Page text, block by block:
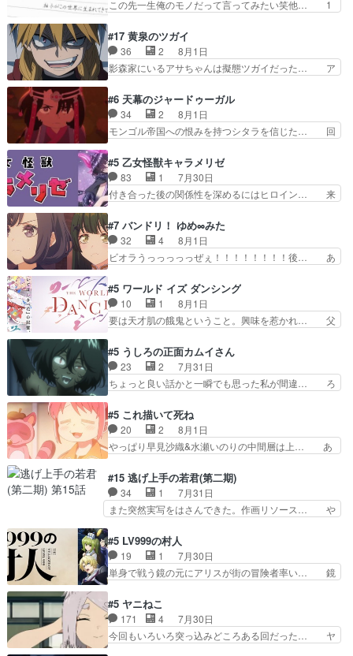
すためにゲームをする…
番組が始まったw・妖精ウソノ… るるかの助手だ
の！？クレアさん探偵すぎ… 突然のポアロクイズ
は草なんよ。んで、あん… 今回からついにくれあ
が探偵事務所の仲間に…
この先一生俺のモノだって言ってみたい笑他… 1
さん柚子に18年分の誕生日プレゼント… 柚子は
鬼龍院家から初めて学校に通う事にな… プレゼン
ト攻撃ヤバすぎるwwwヴァイオレ… 玲夜さまサ
プライズの、これまでの柚子ちゃ… 玲夜から柚子
んへ…もう中学生な… 梅原の人が18歳になるま
での誕生プレゼン… なよなよした男（cv石田彰）
梅ちゃんがた…
#17 黄泉のツガイ
36 2
8月1日
影森家にいるアサちゃんは擬態ツガイだった… ア
にアサはいなかった逆にガブちゃんはい… 影森の
当主が際限なくツガイを増やせるのに… 今回はも
うガブちゃんさんの悲鳴にも似た怒… ユルと戦っ
た時から伏線が張られていたのが… しかしアサ
い筈のガブちゃん、アキオの… 色々とひっかけが
あって、最終的に嫌な終わ… ゴンゾウが従える大
量のツガイに何事かと思…
#6 天幕のジャードゥーガル
34 2
8月1日
モンゴル帝国への恨みを持つシタラを信じた… 回
タイの妃になってもその心は晴れず、モ… ドレゲ
ネの過去、宝石だった彼女が人になり… ドレゲネ
の過去、、辛かった、、あのジャタ… 年上旦那が
良い人でも、女は宝石でただ笑っ… ダイルの儀式
過去には同情の言葉しか…シ… 奥様に悲しい過
去…萌え袖が可愛いね、と思… ドレゲネとシタ
ラ、2人だけの同盟が結成さ…
#5 乙女怪獣キャラメリゼ
83 1
7月30日
付き合った後の関係性を深めるにはヒロイン… 来
とメスってて何この可愛い生物。クラス… 付き合
い始めたら始めたでまた違った悩みが… と一歩ず
つ踏み出す黒絵ちゃん微笑ま新汰の… ツインテー
ルが可愛いお茶目な妹ちゃんです… しかも過去も
らっしゃるからかしらお顔が… 黒絵「怪獣に憧れ
るのはいいけど自分自身が… 素の自分はどちらな
のかはまだ不明だが見せ…
#7 バンドリ！ ゆめ∞みた
32 4
8月1日
ビオラうっっっっっぜぇ！！！！！！！！後… あ
ラが悪魔すぎて気分が悪くなってきたこ… 声優ま
とめました(７話まで)仲町あられ/… ビオラの策略
がバッチリ嵌って最高wwwこ… 自信あれば評価
なんて気にしないし、充実し… ・バーチャルだけ
け？と思ったら歌唱シーン… の、らいぶシーン
＿!!­­--­­--­… それだけでええやん！！しかし、ビオラ
が仕…
#5 ワールド イズ ダンシング
10 1
8月1日
要は天才肌の餓鬼ということ。興味を惹かれ… 父
の鬼夜叉と田楽の増次郎。小さないざこ… 着眼点
は良くとも、先鋭的すぎるのか。芸能… 鬼夜叉は
石也と共に観世座をあとにし、三条… 観世座を離
れ、三条坊門御所で日々を送る鬼… 「お前(鬼夜
子舞勝負。鬼夜叉は猫の動き… 登場人物の我が強
い。新しい獅子舞に拘って… 第５話を
primevideoで視聴しまし…
#5 うしろの正面カムイさん
23 2
7月31日
ちょっと良い話かと一瞬でも思った私が間違… ろ
も1日お疲れ様でした～───昨晩～今… 幼女に拾
われたお市ちゃんの恩返し。化け猫… 役にて出演
させていただきました。ジョアン… トイ・ストー
リーみたいな始まり。流石に除… 猫相手になんで
し良い話化け猫は油が好物… 今回はあかやし1体
のみで15分。金持ちの… 今更だけど霊が性行為
で祓えることは何とな…
#5 これ描いて死ね
20 2
8月1日
やっぱり早見沙織&水瀬いのりの中間層は上… あ
人物が増えてわいわいしたところが好き… 初コミ
ティアで２０冊刷りは妥当だよね。俺… 藤森さん
のママ向けの漫画で、また涙腺が⋯… 〜漫画に
「想い」をこめよう｣娘に漫画であ… 何回この作
てコミティアっていいなあ。同… コミティア参加
のしおりを徹夜で作る先生(… お母さん、娘にあ
んな漫画描かれたら泣いち…
#15 逃げ上手の若君(第二期)
34 1
7月31日
また突然実写をはさんできた。作画リソース… や
歳まで童貞だと魔法使いになれるという… こっち
の諏訪の三大将もまたクセが強いw色… 頼重が完
全にブレーンだよね毎回敵キャラが… 弧次郎「欲
を我慢して強くなれるなら大飯食… 変化球な演出
ていただきました！最終的に… この高らかなDT
宣言、合田一人に通じるも… この作品は近年稀に
見るおっさんキャラの充…
#5 LV999の村人
19 1
7月30日
単身で戦う鏡の元にアリスが街の冒険者率い… 鏡
なががんばってくれたアリスの父ちゃん… 成長限
界が999である村人と定めた上位存… 大規模バト
ルシーンなのに会話してばっかり… やっぱり勇者
より強かったか笑統率力LV9… 普通の人間の親子
#5 ヤニねこ
171 4
7月30日
今回もいろいろ突っ込みどころある回だった… ヤ